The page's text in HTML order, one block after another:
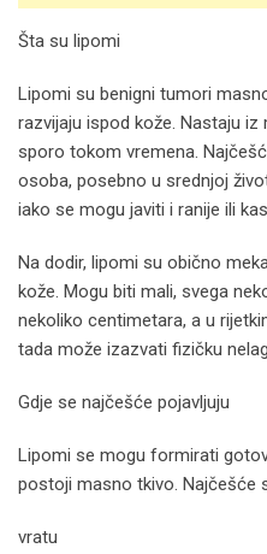
Šta su lipomi
Lipomi su benigni tumori
razvijaju ispod kože. Nastaju
sporo tokom vremena.
osoba, posebno u srednjoj
iako se mogu javiti i ranije ili
Na dodir, lipomi su obično
kože. Mogu biti mali, svega
nekoliko centimetara, a u
tada može izazvati fizičku
Gdje se najčešće pojavljuju
Lipomi se mogu formirati
postoji masno tkivo. Najčešće
vratu